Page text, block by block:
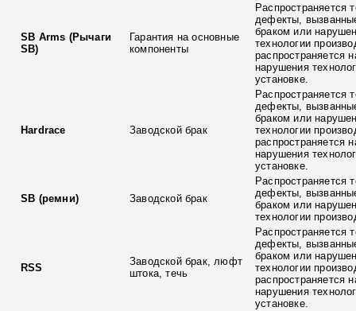
SB Arms (Рычаги
SB)
Гарантия на основные
компоненты
Распространяется
дефекты,
браком или
технологии
распространяется
нарушения
установке.
Hardrace Заводской брак
Распространяется
дефекты,
браком или
технологии
распространяется
нарушения
установке.
SB (ремни) Заводской брак
Распространяется
дефекты,
браком или
технологии
RSS
Заводской брак, люфт
штока, течь
Распространяется
дефекты,
браком или
технологии
распространяется
нарушения
установке.